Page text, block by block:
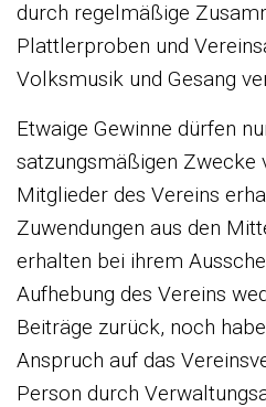
durch regelmäßige
Plattlerproben und
Volksmusik und Gesang
Etwaige Gewinne dürfen
satzungsmäßigen Zwecke
Mitglieder des Vereins
Zuwendungen aus den
erhalten bei ihrem
Aufhebung des Vereins
Beiträge zurück, noch
Anspruch auf das
Person durch